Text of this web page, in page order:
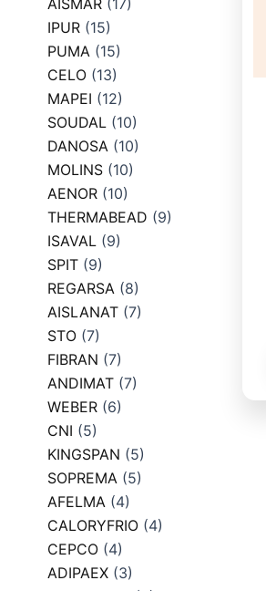
AISMAR (17)
IPUR (15)
PUMA (15)
CELO (13)
MAPEI (12)
SOUDAL (10)
DANOSA (10)
MOLINS (10)
AENOR (10)
THERMABEAD (9)
ISAVAL (9)
SPIT (9)
REGARSA (8)
AISLANAT (7)
STO (7)
FIBRAN (7)
ANDIMAT (7)
WEBER (6)
CNI (5)
KINGSPAN (5)
SOPREMA (5)
AFELMA (4)
CALORYFRIO (4)
CEPCO (4)
ADIPAEX (3)